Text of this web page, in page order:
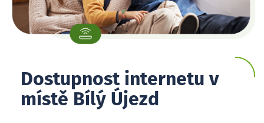
Dostupnost internetu v
místě Bílý Újezd